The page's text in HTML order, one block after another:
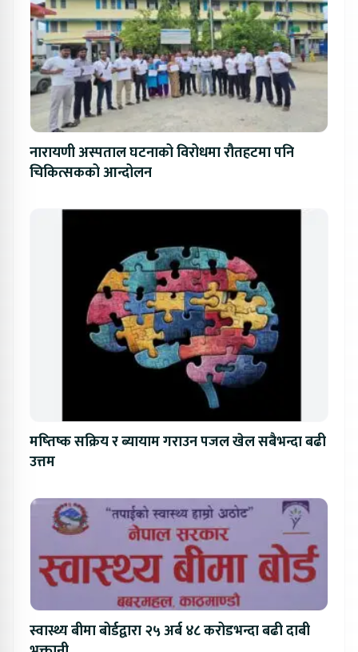
नारायणी अस्पताल घटनाको विरोधमा रौतहटमा पनि
चिकित्सकको आन्दोलन
मष्तिष्क सक्रिय र ब्यायाम गराउन पजल खेल सबैभन्दा बढी
उत्तम
स्वास्थ्य बीमा बोर्डद्वारा २५ अर्ब ४८ करोडभन्दा बढी दाबी